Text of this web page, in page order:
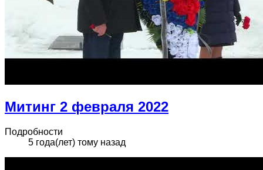
Митинг 2 февраля 2022
Подробности
5 года(лет) тому назад